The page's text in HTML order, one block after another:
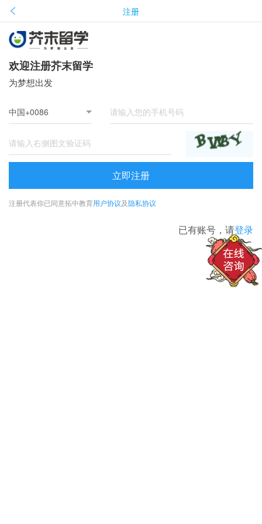
注册
欢迎注册芥末留学
为梦想出发
立即注册
注册代表你已同意拓中教育用户协议及隐私协议
已有账号，请登录